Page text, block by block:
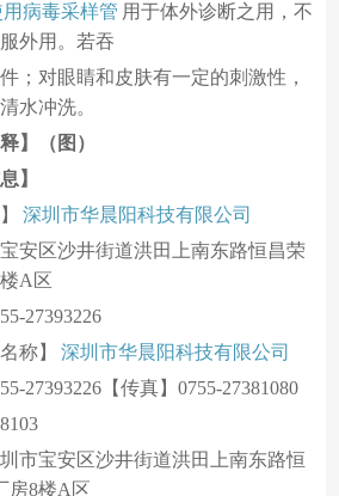
病毒采样管 用于体外诊断之用，不
外用。若吞
；对眼睛和皮肤有一定的刺激性，
水冲洗。
】（图）
】
深圳市华晨阳科技有限公司
宝安区沙井街道洪田上南东路恒昌荣
A区
27393226
称】
深圳市华晨阳科技有限公司
27393226【传真】0755-27381080
圳市宝安区沙井街道洪田上南东路恒
房8楼A区